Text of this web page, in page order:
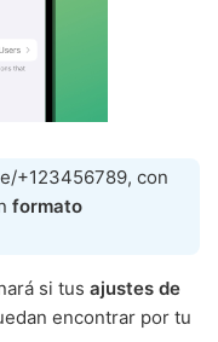
+123456789, con
formato
si tus ajustes de
encontrar por tu